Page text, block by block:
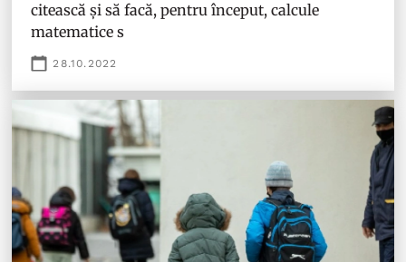
citească și să facă, pentru început, calcule
matematice s
28.10.2022